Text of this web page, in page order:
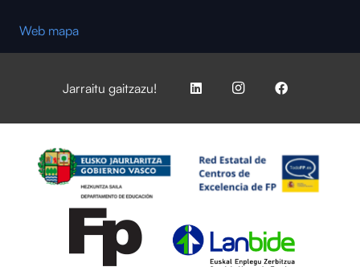
Web mapa
Jarraitu gaitzazu!